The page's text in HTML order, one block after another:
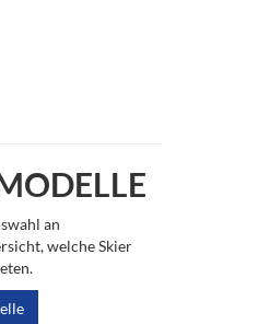
an
welche Skier